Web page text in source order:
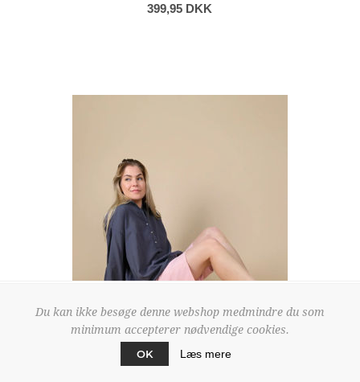
399,95 DKK
Du kan ikke besøge denne webshop medmindre du som
minimum accepterer nødvendige cookies.
OK
Læs mere